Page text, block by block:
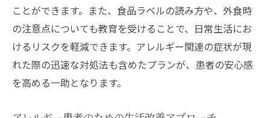
ことができます。また、食品ラベルの読み方や、外食時
の注意点についても教育を受けることで、日常生活にお
けるリスクを軽減できます。アレルギー関連の症状が現
れた際の迅速な対処法も含めたプランが、患者の安心感
を高める一助となります。